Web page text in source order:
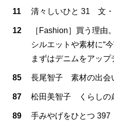
11 清々しいひと 31 文
12
［Fashion］買う理由。
シルエットや素材に“今
まずはデニムをアップ
85 長尾智子 素材の出会
87 松田美智子 くらしの
89 手みやげをひとつ